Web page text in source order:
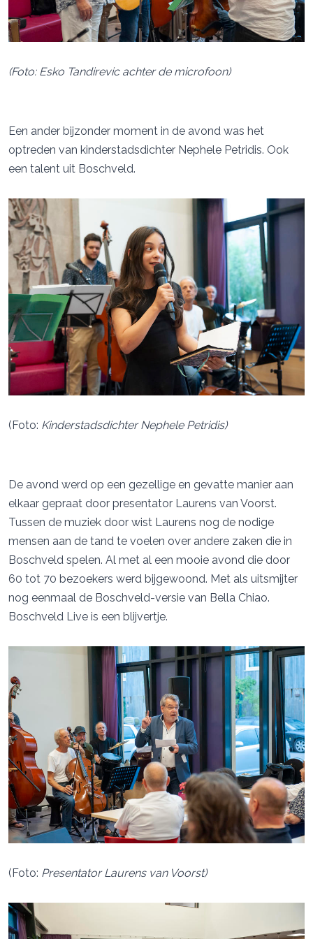
(Foto: Esko Tandirevic achter de microfoon)
Een ander bijzonder moment in de avond was het
optreden van kinderstadsdichter Nephele Petridis. Ook
een talent uit Boschveld.
(Foto: Kinderstadsdichter Nephele Petridis)
De avond werd op een gezellige en gevatte manier aan
elkaar gepraat door presentator Laurens van Voorst.
Tussen de muziek door wist Laurens nog de nodige
mensen aan de tand te voelen over andere zaken die in
Boschveld spelen. Al met al een mooie avond die door
60 tot 70 bezoekers werd bijgewoond. Met als uitsmijter
nog eenmaal de Boschveld-versie van Bella Chiao.
Boschveld Live is een blijvertje.
(Foto: Presentator Laurens van Voorst)